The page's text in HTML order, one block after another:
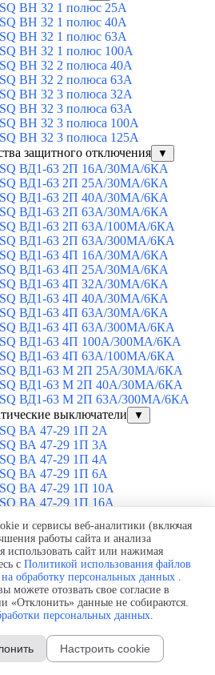
ВН 32 1 полюс 25А
ВН 32 1 полюс 40А
ВН 32 1 полюс 63А
ВН 32 1 полюс 100A
ВН 32 2 полюса 40А
ВН 32 2 полюса 63А
ВН 32 3 полюса 32А
ВН 32 3 полюса 63А
ВН 32 3 полюса 100А
ВН 32 3 полюса 125А
защитного отключения
▼
ВД1-63 2П 16А/30МА/6КА
ВД1-63 2П 25А/30МА/6КА
ВД1-63 2П 40А/30МА/6КА
ВД1-63 2П 63А/30МА/6КА
ВД1-63 2П 63А/100МА/6КА
ВД1-63 2П 63А/300МА/6КА
ВД1-63 4П 16А/30МА/6КА
ВД1-63 4П 25А/30МА/6КА
ВД1-63 4П 32А/30МА/6КА
ВД1-63 4П 40А/30МА/6КА
ВД1-63 4П 63А/30МА/6КА
ВД1-63 4П 63А/300МА/6КА
ВД1-63 4П 100А/300МА/6КА
ВД1-63 4П 63А/100MA/6КА
ВД1-63 M 2П 25А/30МА/6КА
ВД1-63 M 2П 40А/30МА/6КА
ВД1-63 M 2П 63А/300МА/6КА
выключатели
▼
ВА 47-29 1П 2А
ВА 47-29 1П 3А
ВА 47-29 1П 4А
ВА 47-29 1П 6А
ВА 47-29 1П 10А
ВА 47-29 1П 16А
ВА 47-29 1П 25А
ВА 47-29 1П 32А
ВА 47-29 1П 40А
ВА 47-29 1П 50А
ВА 47-29 1П 63А
ВА 47-29 2П 1А
ВА 47-29 2П 2А
ВА 47-29 2П 3А
ВА 47-29 2П 4А
ВА 47-29 2П 6А
и сервисы веб-аналитики (включая
работы сайта и анализа
использовать сайт или нажимая
с Политикой использования файлов
на обработку персональных данных .
можете отозвать свое согласие в
«Отклонить» данные не собираются.
персональных данных.
Настроить cookie